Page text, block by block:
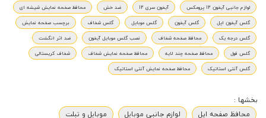
لوازم جانبی آیفون 12 پرومکس آیفون سری 12 ضد خش
محافظ صفحه نمایش شیشه ای
گلس آیفون اپل
گلس آیفون گلس موبایل گلس شفاف
برچسب صفحه نمایش
گلس درجه یک
محافظ صفحه شفاف نصب گلس موبایل آیفون
ضد اثر انگشت
گلس فول
محافظ صفحه چند لایه محافظ صفحه نمایش شفاف
شفاف کریستالی
گلس آنتی استاتیک
محافظ صفحه نمایش آنتی استاتیک
بخشها :
محافظ صفحه اپل
لوازم جانبی موبایل
موبایل و تبلت